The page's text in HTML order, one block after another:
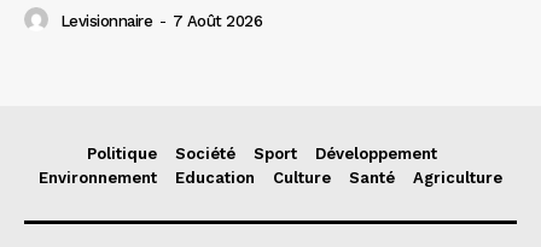
Levisionnaire - 7 Août 2026
Politique Société Sport
Développement
Environnement
Education Culture Santé Agriculture